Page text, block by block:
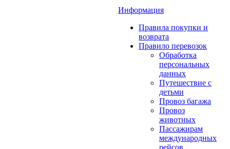
Информация
Правила покупки и
возврата
Правило перевозок
Обработка
персональных
данных
Путешествие с
детьми
Провоз багажа
Провоз
животных
Пассажирам
международных
рейсов